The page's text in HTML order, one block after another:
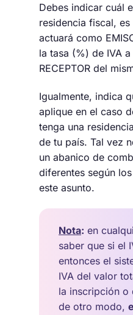
Debes indicar cuál
residencia fiscal,
actuará como
la tasa (%) de IVA
RECEPTOR del
Igualmente, indica
aplique en el caso
tenga una
de tu país. Tal vez
un abanico de
diferentes según
este asunto.
Nota: en
saber que si el
entonces el
IVA del valor
la inscripción o
de otro modo,